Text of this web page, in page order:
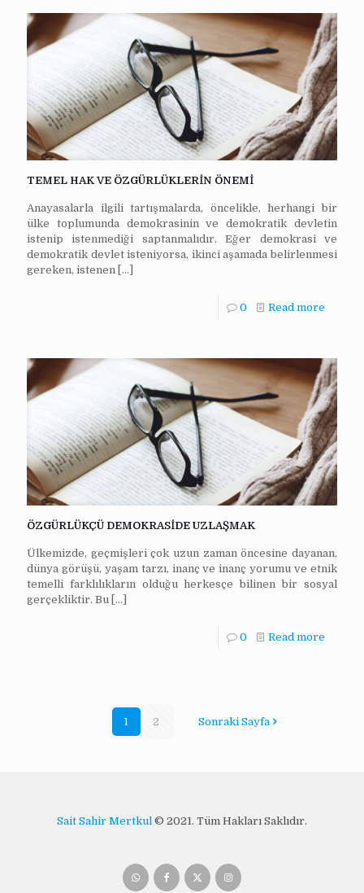
TEMEL HAK VE ÖZGÜRLÜKLERİN ÖNEMİ
Anayasalarla ilgili tartışmalarda, öncelikle, herhangi bir
ülke toplumunda demokrasinin ve demokratik devletin
istenip istenmediği saptanmalıdır. Eğer demokrasi ve
demokratik devlet isteniyorsa, ikinci aşamada belirlenmesi
gereken, istenen […]
0 Read more
ÖZGÜRLÜKÇÜ DEMOKRASİDE UZLAŞMAK
Ülkemizde, geçmişleri çok uzun zaman öncesine dayanan,
dünya görüşü, yaşam tarzı, inanç ve inanç yorumu ve etnik
temelli farklılıkların olduğu herkesçe bilinen bir sosyal
gerçekliktir. Bu […]
0 Read more
1 2 Sonraki Sayfa
Sait Sahir Mertkul © 2021. Tüm Hakları Saklıdır.